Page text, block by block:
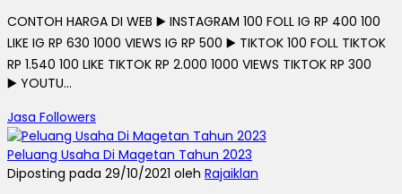
CONTOH HARGA DI WEB ▶️ INSTAGRAM 100 FOLL IG RP 400 100
LIKE IG RP 630 1000 VIEWS IG RP 500 ▶️ TIKTOK 100 FOLL TIKTOK
RP 1.540 100 LIKE TIKTOK RP 2.000 1000 VIEWS TIKTOK RP 300
▶️ YOUTU...
Jasa Followers
Peluang Usaha Di Magetan Tahun 2023
Diposting pada 29/10/2021 oleh Rajaiklan